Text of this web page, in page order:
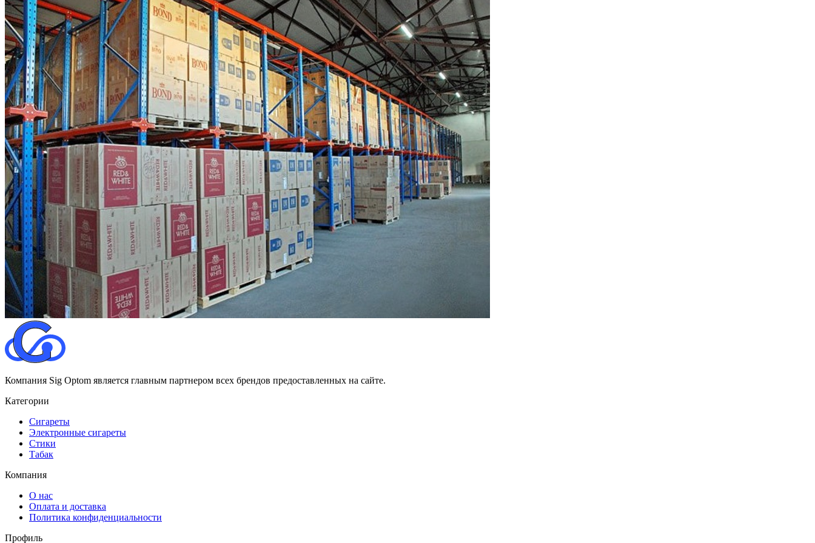
Компания Sig Optom является главным партнером всех брендов предоставленных на сайте.
Категории
Сигареты
Электронные сигареты
Стики
Табак
Компания
О нас
Оплата и доставка
Политика конфиденциальности
Профиль